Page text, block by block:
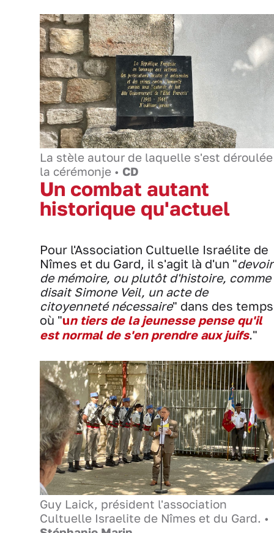
La stèle autour de laquelle s'est déroulée
la cérémonje • CD
Un combat autant
historique qu'actuel
Pour l'Association Cultuelle Israélite de
Nîmes et du Gard, il s'agit là d'un "devoir
de mémoire, ou plutôt d'histoire, comme
disait Simone Veil, un acte de
citoyenneté nécessaire" dans des temps
où "un tiers de la jeunesse pense qu'il
est normal de s'en prendre aux juifs."
Guy Laick, président l'association
Cultuelle Israelite de Nîmes et du Gard. •